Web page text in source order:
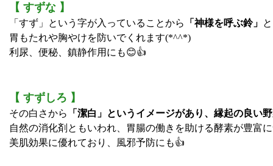
【 すずな 】
「すず」という字が入っていることから 「神様を呼ぶ鈴」
胃もたれや胸やけを防いでくれます(*^^*)
利尿、便秘、鎮静作用にも😊👍
【 すずしろ 】
その白さから
「潔白」というイメージがあり、縁起の良い
自然の消化剤ともいわれ、胃腸の働きを助ける酵素が豊富
美肌効果に優れており、風邪予防にも👍